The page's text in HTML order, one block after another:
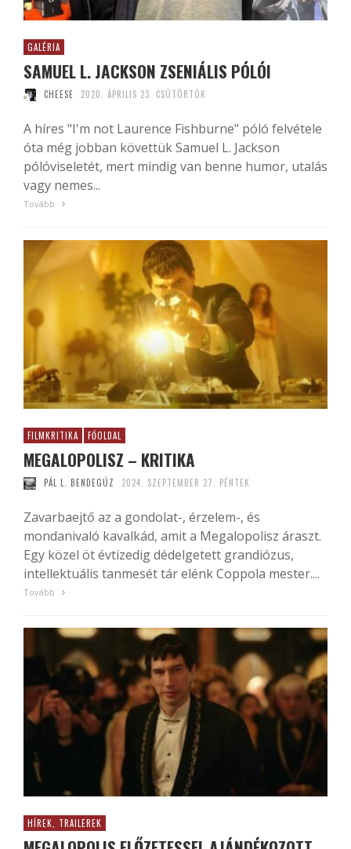
GALÉRIA
SAMUEL L. JACKSON ZSENIÁLIS PÓLÓI
CHEESE 2020. ÁPRILIS 23. CSÜTÖRTÖK
A híres "I'm not Laurence Fishburne" póló felvétele
óta még jobban követtük Samuel L. Jackson
pólóviseletét, mert mindig van benne humor, utalás
vagy nemes...
Tovább
FILMKRITIKA FŐOLDAL
MEGALOPOLISZ – KRITIKA
PÁL L. BENDEGÚZ 2024. SZEPTEMBER 27. PÉNTEK
Zavarbaejtő az a gondolat-, érzelem-, és
mondanivaló kavalkád, amit a Megalopolisz áraszt.
Egy közel öt évtizedig dédelgetett grandiózus,
intellektuális tanmesét tár elénk Coppola mester....
Tovább
HÍREK, TRAILEREK